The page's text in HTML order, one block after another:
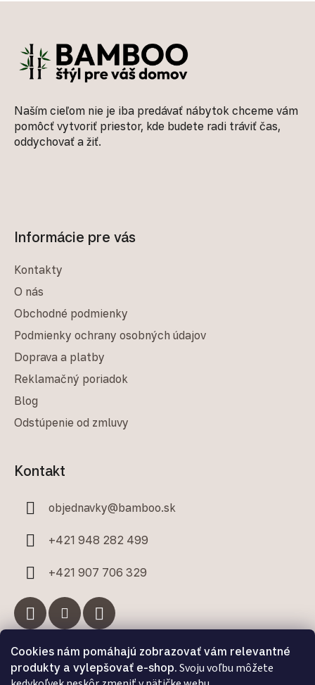
Cookies nám pomáhajú zobrazovať vám relevantné
produkty a vylepšovať e-shop. Svoju voľbu môžete
Naším cieľom nie je iba predávať nábytok chceme vám
pomôcť vytvoriť priestor, kde budete radi tráviť čas,
oddychovať a žiť.
Informácie pre vás
Kontakty
O nás
Obchodné podmienky
Podmienky ochrany osobných údajov
Doprava a platby
Reklamačný poriadok
Blog
Odstúpenie od zmluvy
Kontakt
objednavky@bamboo.sk
+421 948 282 499
+421 907 706 329
Facebook